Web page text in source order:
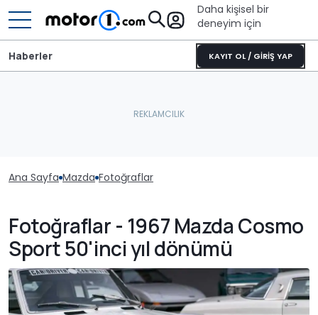
Daha kişisel bir
deneyim için
KAYIT OL / GİRİŞ YAP
Haberler
Ana Sayfa Mazda Fotoğraflar
Fotoğraflar - 1967 Mazda Cosmo
Sport 50'inci yıl dönümü